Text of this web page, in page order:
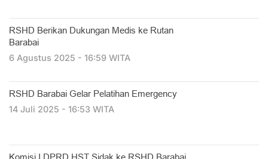
RSHD Berikan Dukungan Medis ke Rutan
Barabai
6 Agustus 2025 - 16:59 WITA
RSHD Barabai Gelar Pelatihan Emergency
14 Juli 2025 - 16:53 WITA